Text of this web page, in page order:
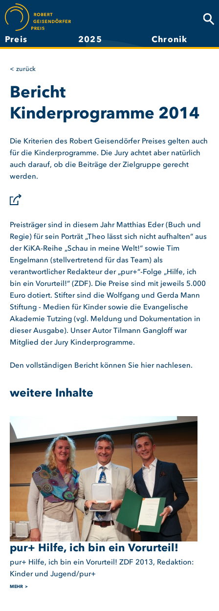
Direkt
zum
Inhalt
Preis 2025 Chronik
zurück
Bericht
Kinderprogramme 2014
Die Kriterien des Robert Geisendörfer Preises gelten auch
für die Kinderprogramme. Die Jury achtet aber natürlich
auch darauf, ob die Beiträge der Zielgruppe gerecht
werden.
Preisträger sind in diesem Jahr Matthias Eder (Buch und
Regie) für sein Porträt „Theo lässt sich nicht aufhalten“ aus
der KiKA-Reihe „Schau in meine Welt!“ sowie Tim
Engelmann (stellvertretend für das Team) als
verantwortlicher Redakteur der „pur+“-Folge „Hilfe, ich
bin ein Vorurteil!“ (ZDF). Die Preise sind mit jeweils 5.000
Euro dotiert. Stifter sind die Wolfgang und Gerda Mann
Stiftung - Medien für Kinder sowie die Evangelische
Akademie Tutzing (vgl. Meldung und Dokumentation in
dieser Ausgabe). Unser Autor Tilmann Gangloff war
Mitglied der Jury Kinderprogramme.
Den vollständigen Bericht können Sie hier nachlesen.
weitere Inhalte
pur+ Hilfe, ich bin ein Vorurteil!
pur+ Hilfe, ich bin ein Vorurteil! ZDF 2013, Redaktion:
Kinder und Jugend/pur+
MEHR